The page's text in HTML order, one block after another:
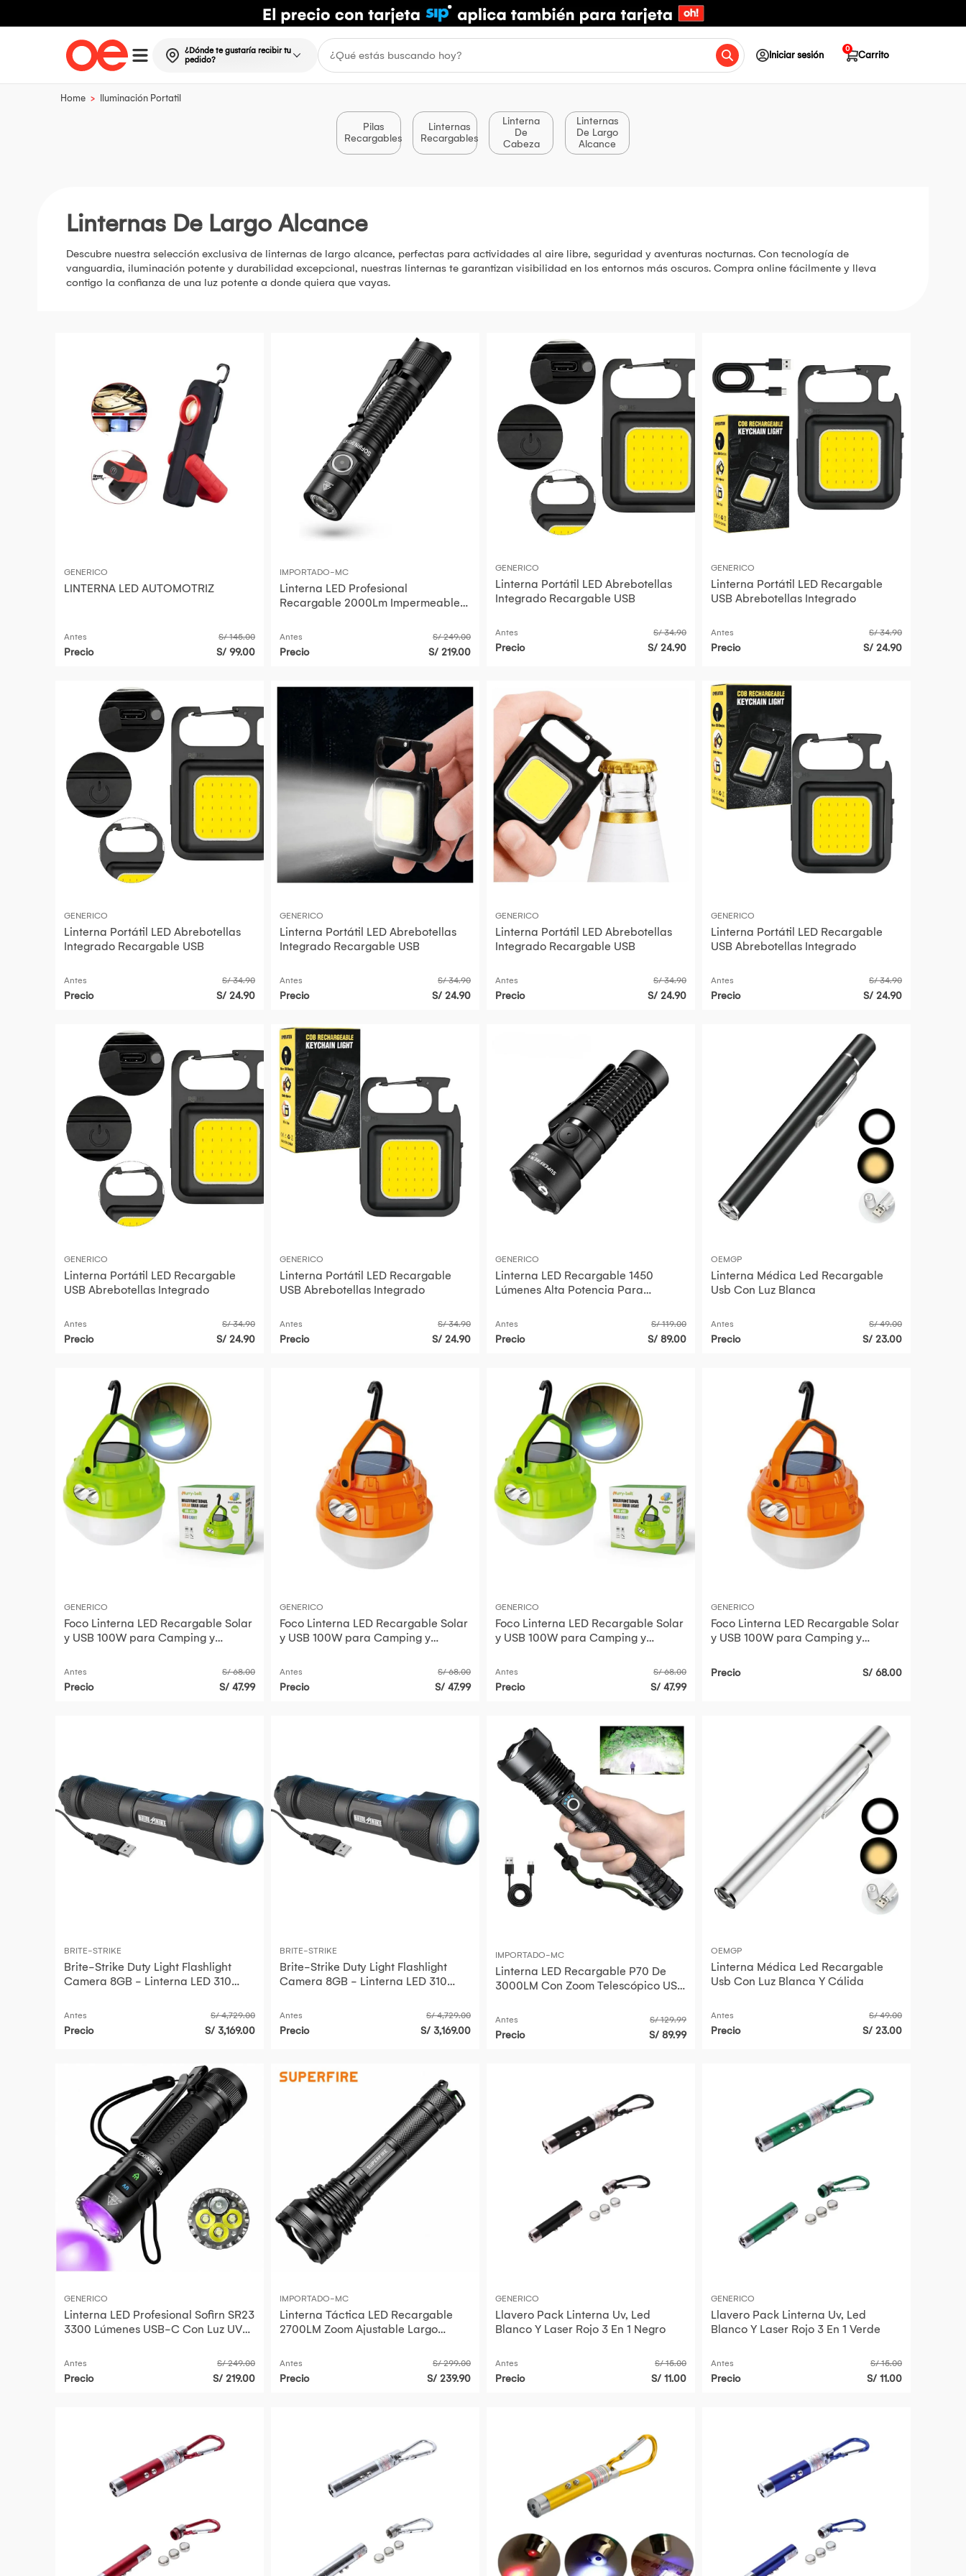
¿Dónde te gustaría recibir tu
pedido?
Iniciar sesión Carrito
0
Home > Iluminación Portatil
Pilas
Recargables
Linternas
Recargables
Linterna
De
Cabeza
Linternas
De Largo
Alcance
Linternas De Largo Alcance
Descubre nuestra selección exclusiva de linternas de largo alcance, perfectas para actividades al aire libre, seguridad y aventuras nocturnas. Con tecnología de
vanguardia, iluminación potente y durabilidad excepcional, nuestras linternas te garantizan visibilidad en los entornos más oscuros. Compra online fácilmente y lleva
contigo la confianza de una luz potente a donde quiera que vayas.
GENERICO
LINTERNA LED AUTOMOTRIZ
Antes S/ 145.00
Precio S/ 99.00
IMPORTADO-MC
Linterna LED Profesional
Recargable 2000Lm Impermeable
Antes S/ 249.00
Precio S/ 219.00
GENERICO
Linterna Portátil LED Abrebotellas
Integrado Recargable USB
Antes S/ 34.90
Precio S/ 24.90
GENERICO
Linterna Portátil LED Recargable
USB Abrebotellas Integrado
Antes S/ 34.90
Precio S/ 24.90
GENERICO
Linterna Portátil LED Abrebotellas
Integrado Recargable USB
Antes S/ 34.90
Precio S/ 24.90
GENERICO
Linterna Portátil LED Abrebotellas
Integrado Recargable USB
Antes S/ 34.90
Precio S/ 24.90
GENERICO
Linterna Portátil LED Abrebotellas
Integrado Recargable USB
Antes S/ 34.90
Precio S/ 24.90
GENERICO
Linterna Portátil LED Recargable
USB Abrebotellas Integrado
Antes S/ 34.90
Precio S/ 24.90
GENERICO
Linterna Portátil LED Recargable
USB Abrebotellas Integrado
Antes S/ 34.90
Precio S/ 24.90
GENERICO
Linterna Portátil LED Recargable
USB Abrebotellas Integrado
Antes S/ 34.90
Precio S/ 24.90
GENERICO
Linterna LED Recargable 1450
Lúmenes Alta Potencia Para
Antes S/ 119.00
Precio S/ 89.00
OEMGP
Linterna Médica Led Recargable
Usb Con Luz Blanca
Antes S/ 49.00
Precio S/ 23.00
GENERICO
Foco Linterna LED Recargable Solar
y USB 100W para Camping y
Antes S/ 68.00
Precio S/ 47.99
GENERICO
Foco Linterna LED Recargable Solar
y USB 100W para Camping y
Antes S/ 68.00
Precio S/ 47.99
GENERICO
Foco Linterna LED Recargable Solar
y USB 100W para Camping y
Antes S/ 68.00
Precio S/ 47.99
GENERICO
Foco Linterna LED Recargable Solar
y USB 100W para Camping y
Precio S/ 68.00
BRITE-STRIKE
Brite-Strike Duty Light Flashlight
Camera 8GB - Linterna LED 310
Antes S/ 4,729.00
Precio S/ 3,169.00
BRITE-STRIKE
Brite-Strike Duty Light Flashlight
Camera 8GB - Linterna LED 310
Antes S/ 4,729.00
Precio S/ 3,169.00
IMPORTADO-MC
Linterna LED Recargable P70 De
3000LM Con Zoom Telescópico USB
Antes S/ 129.99
Precio S/ 89.99
OEMGP
Linterna Médica Led Recargable
Usb Con Luz Blanca Y Cálida
Antes S/ 49.00
Precio S/ 23.00
GENERICO
Linterna LED Profesional Sofirn SR23
3300 Lúmenes USB-C Con Luz UV
Antes S/ 249.00
Precio S/ 219.00
IMPORTADO-MC
Linterna Táctica LED Recargable
2700LM Zoom Ajustable Largo
Antes S/ 299.00
Precio S/ 239.90
GENERICO
Llavero Pack Linterna Uv, Led
Blanco Y Laser Rojo 3 En 1 Negro
Antes S/ 15.00
Precio S/ 11.00
GENERICO
Llavero Pack Linterna Uv, Led
Blanco Y Laser Rojo 3 En 1 Verde
Antes S/ 15.00
Precio S/ 11.00